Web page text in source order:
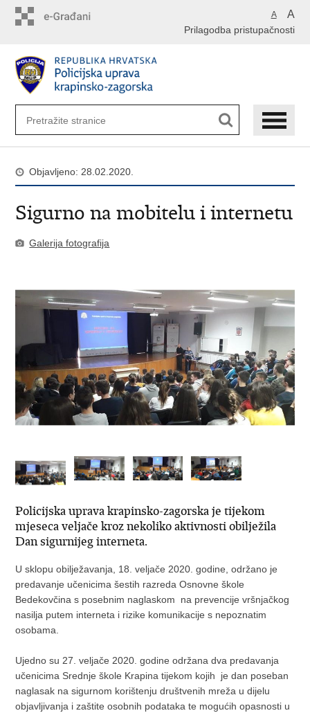
A A
Prilagodba pristupačnosti
Objavljeno: 28.02.2020.
Sigurno na mobitelu i internetu
Galerija fotografija
Policijska uprava krapinsko-zagorska je tijekom
mjeseca veljače kroz nekoliko aktivnosti obilježila
Dan sigurnijeg interneta.
U sklopu obilježavanja, 18. veljače 2020. godine, održano je
predavanje učenicima šestih razreda Osnovne škole
Bedekovčina s posebnim naglaskom na prevencije vršnjačkog
nasilja putem interneta i rizike komunikacije s nepoznatim
osobama.
Ujedno su 27. veljače 2020. godine održana dva predavanja
učenicima Srednje škole Krapina tijekom kojih je dan poseban
naglasak na sigurnom korištenju društvenih mreža u dijelu
objavljivanja i zaštite osobnih podataka te mogućih opasnosti u